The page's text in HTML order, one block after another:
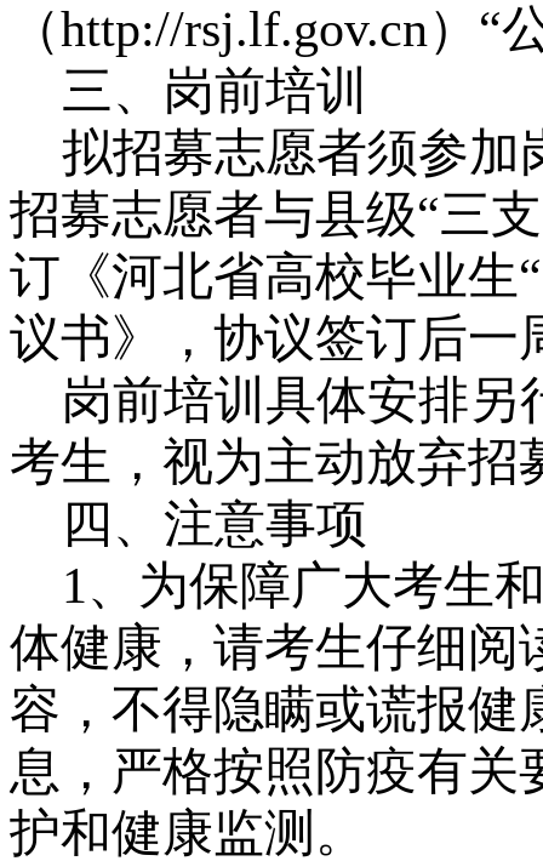
（http://rsj.lf.gov.cn）“
三、岗前培训
拟招募志愿者须参加
招募志愿者与县级“三
订《河北省高校毕业生
议书》，协议签订后一
岗前培训具体安排
考生，视为主动放弃招
四、注意事项
1、为保障广大考生
体健康，请考生仔细阅
容，不得隐瞒或谎报健
息，严格按照防疫有关
护和健康监测。